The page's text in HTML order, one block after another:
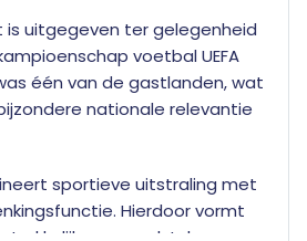
is uitgegeven ter gelegenheid
voetbal UEFA
was één van de gastlanden, wat
nationale relevantie
sportieve uitstraling met
Hierdoor vormt